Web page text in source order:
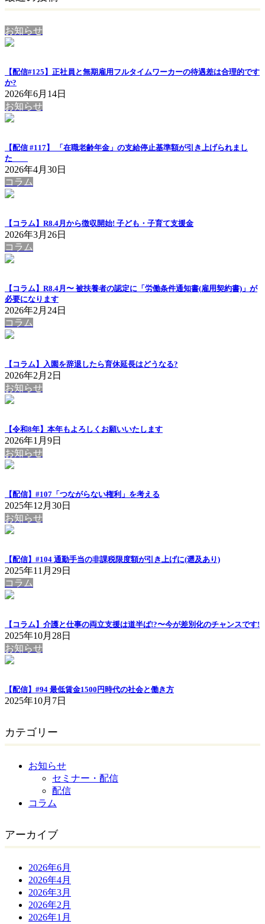
り
お知らせ
【配信#125】正社員と無期雇用フルタイムワーカーの待遇差は合理的です
か?
2026年6月14日
お知らせ
【配信 #117】 「在職老齢年金」の支給停止基準額が引き上げられまし
た
2026年4月30日
コラム
【コラム】R8.4月から徴収開始! 子ども・子育て支援金
2026年3月26日
コラム
【コラム】R8.4月〜 被扶養者の認定に「労働条件通知書(雇用契約書)」が
必要になります
2026年2月24日
コラム
【コラム】入園を辞退したら育休延長はどうなる?
2026年2月2日
お知らせ
【令和8年】本年もよろしくお願いいたします
2026年1月9日
お知らせ
【配信】#107「つながらない権利」を考える
2025年12月30日
お知らせ
【配信】#104 通勤手当の非課税限度額が引き上げに(遡及あり)
2025年11月29日
コラム
【コラム】介護と仕事の両立支援は道半ば!?〜今が差別化のチャンスです!
2025年10月28日
お知らせ
【配信】#94 最低賃金1500円時代の社会と働き方
2025年10月7日
カテゴリー
お知らせ
セミナー・配信
配信
コラム
アーカイブ
2026年6月
2026年4月
2026年3月
2026年2月
2026年1月